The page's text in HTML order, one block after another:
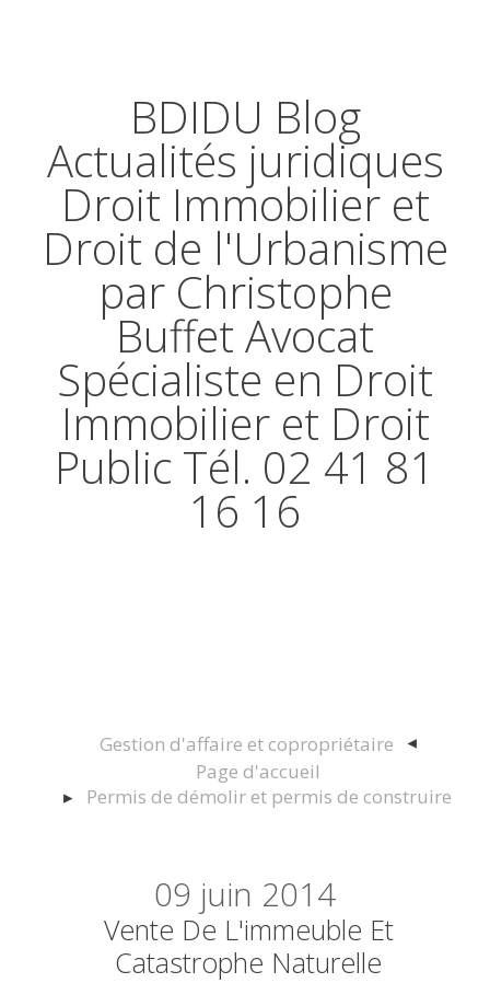
BDIDU Blog
Actualités juridiques
Droit Immobilier et
Droit de l'Urbanisme
par Christophe
Buffet Avocat
Spécialiste en Droit
Immobilier et Droit
Public Tél. 02 41 81
16 16
Gestion d'affaire et copropriétaire
Page d'accueil
Permis de démolir et permis de construire
09 juin 2014
Vente De L'immeuble Et
Catastrophe Naturelle